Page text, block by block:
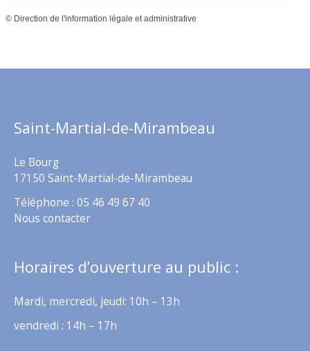
© Direction de l'information légale et administrative
Saint-Martial-de-Mirambeau
Le Bourg
17150 Saint-Martial-de-Mirambeau
Téléphone : 05 46 49 67 40
Nous contacter
Horaires d’ouverture au public :
Mardi, mercredi, jeudi: 10h – 13h
vendredi : 14h – 17h